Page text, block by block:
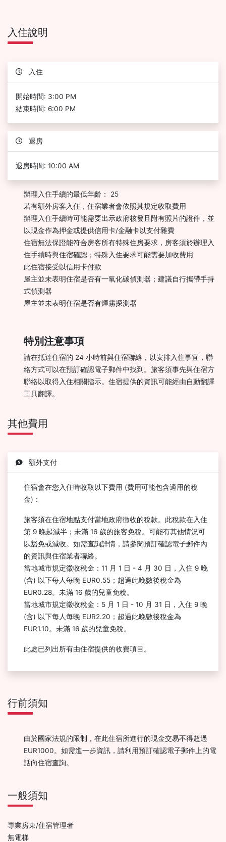
入住說明
入住
開始時間: 3:00 PM
結束時間: 6:00 PM
退房
退房時間: 10:00 AM
辦理入住手續的最低年齡： 25
若有額外房客入住，住宿業者會依照其規定收取費用
辦理入住手續時可能需要出示政府核發且附有照片的證件，並
以現金作為押金或提供信用卡/金融卡以支付雜費
住宿無法保證能符合房客所有特殊住房要求，房客須於辦理入
住手續時與住宿確認；特殊入住要求可能需要加收費用
此住宿接受以信用卡付款
屋主並未表明住宿是否有一氧化碳偵測器；建議自行攜帶手持
式偵測器
屋主並未表明住宿是否有煙霧探測器
特別注意事項
請在抵達住宿的 24 小時前與住宿聯絡，以安排入住事宜，聯
絡方式可以在預訂確認電子郵件中找到。旅客須事先與住宿方
聯絡以取得入住相關指示。住宿提供的資訊可能經由自動翻譯
工具翻譯。
其他費用
額外支付
住宿會在您入住時收取以下費用 (費用可能包含適用的稅
金)：
旅客須在住宿地點支付當地政府徴收的稅款。此稅款在入住
第 9 晚起減半；未滿 16 歲的旅客免稅。可能有其他情況可
以豁免或減收。如需查詢詳情，請參閱預訂確認電子郵件內
的資訊與住宿業者聯絡。
當地城市規定徵收稅金：11 月 1 日 - 4 月 30 日，入住 9 晚
(含) 以下每人每晚 EUR0.55；超過此晚數後稅金為
EUR0.28。未滿 16 歲的兒童免稅。
當地城市規定徵收稅金：5 月 1 日 - 10 月 31 日，入住 9 晚
(含) 以下每人每晚 EUR2.20；超過此晚數後稅金為
EUR1.10。未滿 16 歲的兒童免稅。
此處已列出所有由住宿提供的收費項目。
行前須知
由於國家法規的限制，在此住宿所進行的現金交易不得超過
EUR1000。如需進一步資訊，請利用預訂確認電子郵件上的電
話向住宿查詢。
一般須知
專業房東/住宿管理者
無電梯